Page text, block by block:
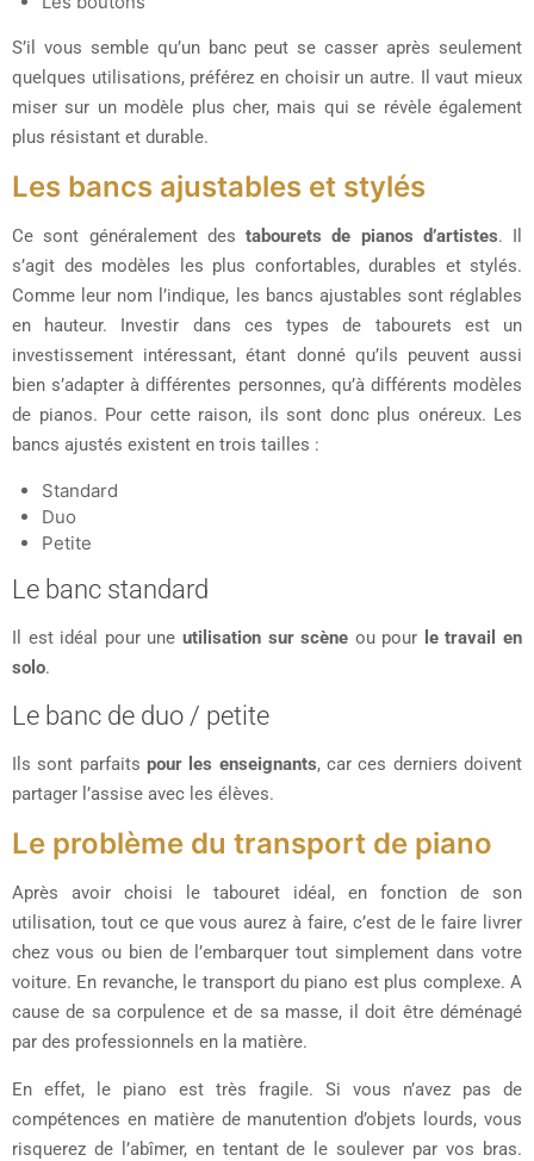
S’il vous semble qu’un banc peut se casser après seulement
quelques utilisations, préférez en choisir un autre. Il vaut mieux
miser sur un modèle plus cher, mais qui se révèle également
plus résistant et durable.
Les bancs ajustables et stylés
Ce sont généralement des tabourets de pianos d’artistes. Il
s’agit des modèles les plus confortables, durables et stylés.
Comme leur nom l’indique, les bancs ajustables sont réglables
en hauteur. Investir dans ces types de tabourets est un
investissement intéressant, étant donné qu’ils peuvent aussi
bien s’adapter à différentes personnes, qu’à différents modèles
de pianos. Pour cette raison, ils sont donc plus onéreux. Les
bancs ajustés existent en trois tailles :
Standard
Duo
Petite
Le banc standard
Il est idéal pour une utilisation sur scène ou pour le travail en
solo.
Le banc de duo / petite
Ils sont parfaits pour les enseignants, car ces derniers doivent
partager l’assise avec les élèves.
Le problème du transport de piano
Après avoir choisi le tabouret idéal, en fonction de son
utilisation, tout ce que vous aurez à faire, c’est de le faire livrer
chez vous ou bien de l’embarquer tout simplement dans votre
voiture. En revanche, le transport du piano est plus complexe. A
cause de sa corpulence et de sa masse, il doit être déménagé
par des professionnels en la matière.
En effet, le piano est très fragile. Si vous n’avez pas de
compétences en matière de manutention d’objets lourds, vous
risquerez de l’abîmer, en tentant de le soulever par vos bras.